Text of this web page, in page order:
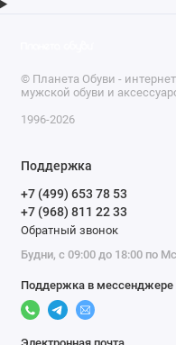
© Планета Обуви -
мужской обуви и
1996-2026
Поддержка
+7 (499) 653 78 53
+7 (968) 811 22 33
Обратный звонок
Будни, с 09:00 до 18:00 по
Поддержка в мессенджере